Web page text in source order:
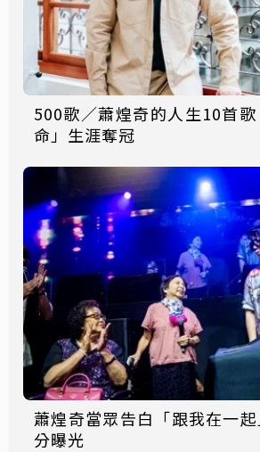
500歌／蕭煌奇的人生10首
命」生涯奪冠
蕭煌奇當眾告白「跟我在一
分曝光